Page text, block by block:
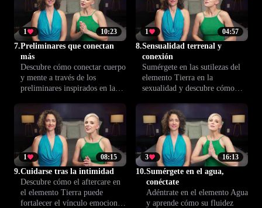
sencillas para crear intimidad
respirando juntos.
mucho más satisfactorias.
10:23
1
7.Preliminares que conectan
más
Descubre cómo conectar cuerpo
y mente a través de los
preliminares inspirados en la
intensificar la complicidad y el
placer con tu pareja y lleva
vuestra intimidad a otro nivel.
04:57
1
8.Sensualidad terrenal y
conexión
Sumérgete en las sutilezas del
elemento Tierra en la
sexualidad y descubre cómo
y placer a la relación. Aprende
a crear momentos íntimos más
conectados y satisfactorios en
pareja.
08:15
1
9.Cuidarse tras la intimidad
Descubre cómo el aftercare en
el elemento Tierra puede
fortalecer el vínculo emocional
16:13
3
10.Sumérgete en el agua,
conéctate
Adéntrate en el elemento Agua
y aprende cómo su fluidez